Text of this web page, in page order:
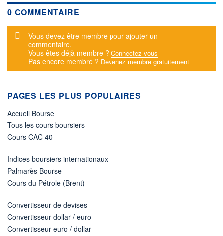
0 COMMENTAIRE
Message d'alerte
Vous devez être membre pour ajouter un
commentaire.
Vous êtes déjà membre ? Connectez-vous
Pas encore membre ? Devenez membre gratuitement
PAGES LES PLUS POPULAIRES
Accueil Bourse
Tous les cours boursiers
Cours CAC 40
Indices boursiers internationaux
Palmarès Bourse
Cours du Pétrole (Brent)
Convertisseur de devises
Convertisseur dollar / euro
Convertisseur euro / dollar